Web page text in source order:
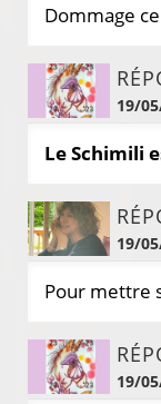
Dommage
19/
Le Schimili
19/
Pour mettre
19/